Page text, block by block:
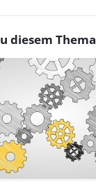
diesem Thema